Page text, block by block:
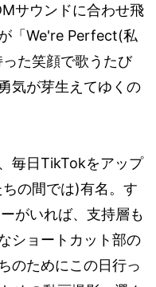
サウンドに合わせ飛
「 We're Perfect(私
った笑顔で歌うたび
気が芽生えてゆくの
毎日TikTokをアップ
の間では)有名。す
がいれば、支持層も
ショートカット部の
のためにこの日行っ